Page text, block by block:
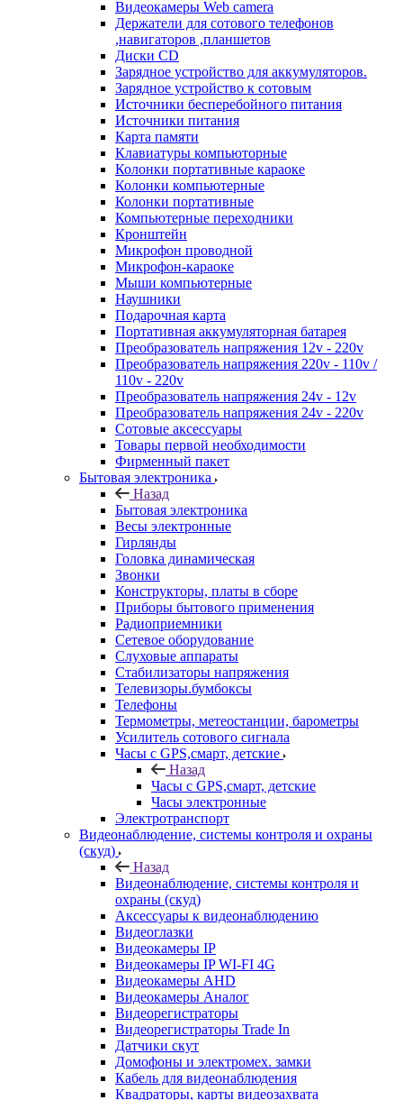
Видеокамеры Web camera
Держатели для сотового телефонов
,навигаторов ,планшетов
Диски CD
Зарядное устройство для аккумуляторов.
Зарядное устройство к сотовым
Источники бесперебойного питания
Источники питания
Карта памяти
Клавиатуры компьюторные
Колонки портативные караоке
Колонки компьютерные
Колонки портативные
Компьютерные переходники
Кронштейн
Микрофон проводной
Микрофон-караоке
Мыши компьютерные
Наушники
Подарочная карта
Портативная аккумуляторная батарея
Преобразователь напряжения 12v - 220v
Преобразователь напряжения 220v - 110v /
110v - 220v
Преобразователь напряжения 24v - 12v
Преобразователь напряжения 24v - 220v
Сотовые аксессуары
Товары первой необходимости
Фирменный пакет
Бытовая электроника
Назад
Бытовая электроника
Весы электронные
Гирлянды
Головка динамическая
Звонки
Конструкторы, платы в сборе
Приборы бытового применения
Радиоприемники
Сетевое оборудование
Слуховые аппараты
Стабилизаторы напряжения
Телевизоры.бумбоксы
Телефоны
Термометры, метеостанции, барометры
Усилитель сотового сигнала
Часы с GPS,смарт, детские
Назад
Часы с GPS,смарт, детские
Часы электронные
Электротранспорт
Видеонаблюдение, системы контроля и охраны
(скуд)
Назад
Видеонаблюдение, системы контроля и
охраны (скуд)
Аксессуары к видеонаблюдению
Видеоглазки
Видеокамеры IP
Видеокамеры IP WI-FI 4G
Видеокамеры AHD
Видеокамеры Аналог
Видеорегистраторы
Видеорегистраторы Trade In
Датчики скут
Домофоны и электромех. замки
Кабель для видеонаблюдения
Квадраторы, карты видеозахвата